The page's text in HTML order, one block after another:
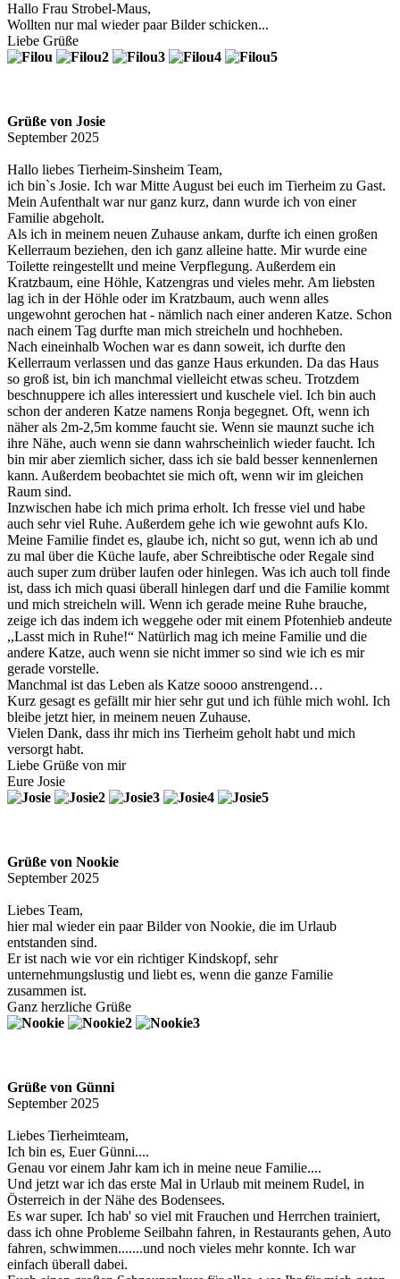
Hallo Frau Strobel-Maus,
Wollten nur mal wieder paar Bilder schicken...
Liebe Grüße
Grüße von Josie
September 2025
Hallo liebes Tierheim-Sinsheim Team,
ich bin`s Josie. Ich war Mitte August bei euch im Tierheim zu Gast.
Mein Aufenthalt war nur ganz kurz, dann wurde ich von einer
Familie abgeholt.
Als ich in meinem neuen Zuhause ankam, durfte ich einen großen
Kellerraum beziehen, den ich ganz alleine hatte. Mir wurde eine
Toilette reingestellt und meine Verpflegung. Außerdem ein
Kratzbaum, eine Höhle, Katzengras und vieles mehr. Am liebsten
lag ich in der Höhle oder im Kratzbaum, auch wenn alles
ungewohnt gerochen hat - nämlich nach einer anderen Katze. Schon
nach einem Tag durfte man mich streicheln und hochheben.
Nach eineinhalb Wochen war es dann soweit, ich durfte den
Kellerraum verlassen und das ganze Haus erkunden. Da das Haus
so groß ist, bin ich manchmal vielleicht etwas scheu. Trotzdem
beschnuppere ich alles interessiert und kuschele viel. Ich bin auch
schon der anderen Katze namens Ronja begegnet. Oft, wenn ich
näher als 2m-2,5m komme faucht sie. Wenn sie maunzt suche ich
ihre Nähe, auch wenn sie dann wahrscheinlich wieder faucht. Ich
bin mir aber ziemlich sicher, dass ich sie bald besser kennenlernen
kann. Außerdem beobachtet sie mich oft, wenn wir im gleichen
Raum sind.
Inzwischen habe ich mich prima erholt. Ich fresse viel und habe
auch sehr viel Ruhe. Außerdem gehe ich wie gewohnt aufs Klo.
Meine Familie findet es, glaube ich, nicht so gut, wenn ich ab und
zu mal über die Küche laufe, aber Schreibtische oder Regale sind
auch super zum drüber laufen oder hinlegen. Was ich auch toll finde
ist, dass ich mich quasi überall hinlegen darf und die Familie kommt
und mich streicheln will. Wenn ich gerade meine Ruhe brauche,
zeige ich das indem ich weggehe oder mit einem Pfotenhieb andeute
,,Lasst mich in Ruhe!“ Natürlich mag ich meine Familie und die
andere Katze, auch wenn sie nicht immer so sind wie ich es mir
gerade vorstelle.
Manchmal ist das Leben als Katze soooo anstrengend…
Kurz gesagt es gefällt mir hier sehr gut und ich fühle mich wohl. Ich
bleibe jetzt hier, in meinem neuen Zuhause.
Vielen Dank, dass ihr mich ins Tierheim geholt habt und mich
versorgt habt.
Liebe Grüße von mir
Eure Josie
Grüße von Nookie
September 2025
Liebes Team,
hier mal wieder ein paar Bilder von Nookie, die im Urlaub
entstanden sind.
Er ist nach wie vor ein richtiger Kindskopf, sehr
unternehmungslustig und liebt es, wenn die ganze Familie
zusammen ist.
Ganz herzliche Grüße
Grüße von Günni
September 2025
Liebes Tierheimteam,
Ich bin es, Euer Günni....
Genau vor einem Jahr kam ich in meine neue Familie....
Und jetzt war ich das erste Mal in Urlaub mit meinem Rudel, in
Österreich in der Nähe des Bodensees.
Es war super. Ich hab' so viel mit Frauchen und Herrchen trainiert,
dass ich ohne Probleme Seilbahn fahren, in Restaurants gehen, Auto
fahren, schwimmen.......und noch vieles mehr konnte. Ich war
einfach überall dabei.